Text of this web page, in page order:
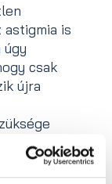
astigmia is
csak
újra
inkább